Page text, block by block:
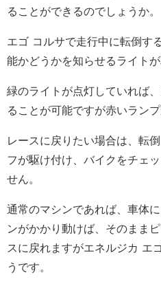
ることができるのでしょうか。
エゴ コルサで走行中に転倒す
能かどうかを知らせるライト
緑のライトが点灯していれば
ることが可能ですが赤いラン
レースに戻りたい場合は、転
フが駆け付け、バイクをチェ
せん。
通常のマシンであれば、車体
ンがかかり動けば、そのまま
スに戻れますがエネルジカ エ
うです。